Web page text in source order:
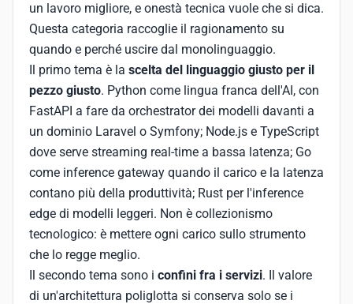
un lavoro migliore, e onestà tecnica vuole che si dica.
Questa categoria raccoglie il ragionamento su
quando e perché uscire dal monolinguaggio.
Il primo tema è la scelta del linguaggio giusto per il
pezzo giusto. Python come lingua franca dell'AI, con
FastAPI a fare da orchestrator dei modelli davanti a
un dominio Laravel o Symfony; Node.js e TypeScript
dove serve streaming real-time a bassa latenza; Go
come inference gateway quando il carico e la latenza
contano più della produttività; Rust per l'inference
edge di modelli leggeri. Non è collezionismo
tecnologico: è mettere ogni carico sullo strumento
che lo regge meglio.
Il secondo tema sono i confini fra i servizi. Il valore
di un'architettura poliglotta si conserva solo se i